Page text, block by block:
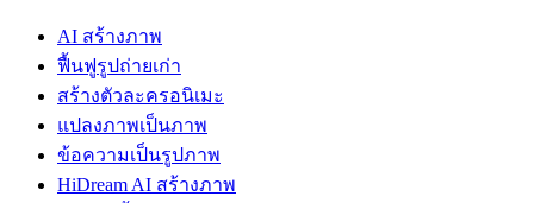
AI สร้างภาพ
ฟื้นฟูรูปถ่ายเก่า
สร้างตัวละครอนิเมะ
แปลงภาพเป็นภาพ
ข้อความเป็นรูปภาพ
HiDream AI สร้างภาพ